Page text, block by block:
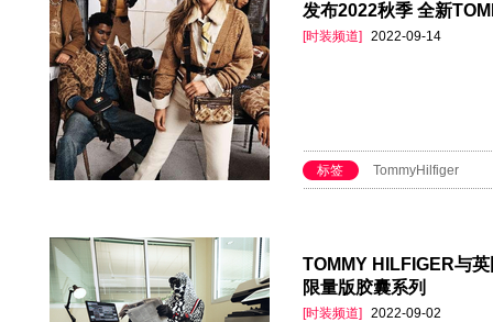
发布2022秋季 全新
[时装频道] 2022-09-14
标签 TommyHilfiger
TOMMY HILFIGER与
限量版胶囊系列
[时装频道] 2022-09-02